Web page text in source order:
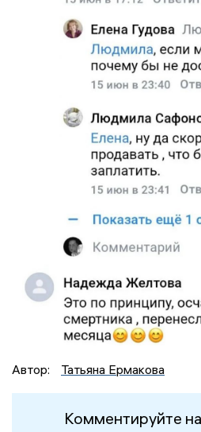
Автор: Татьяна Ермакова
Комментируйте